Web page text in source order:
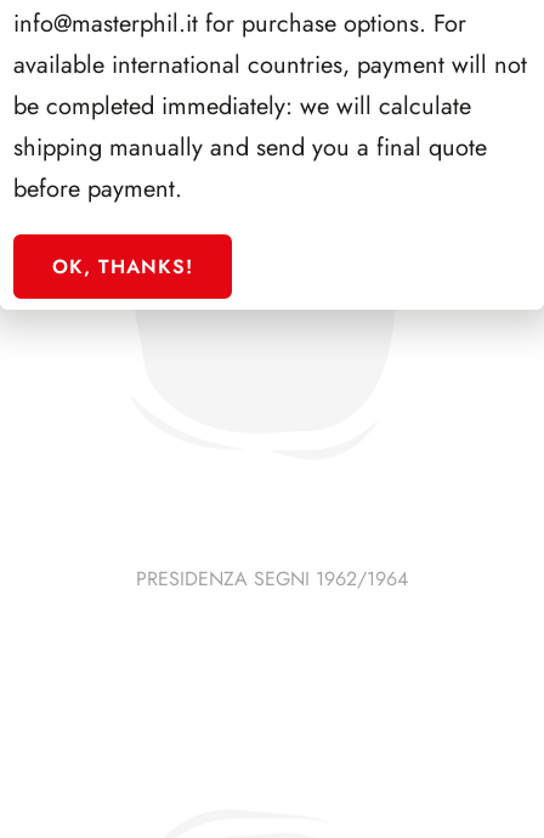
PRESIDENZA SEGNI 1962/1964
info@masterphil.it for purchase options. For
available international countries, payment will not
be completed immediately: we will calculate
shipping manually and send you a final quote
before payment.
OK, THANKS!